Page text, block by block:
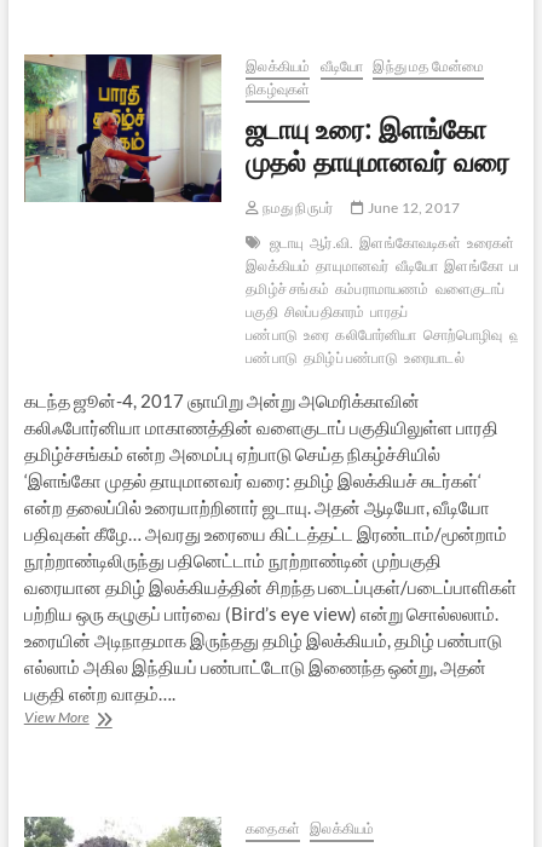
இலக்கியம் வீடியோ இந்து மத மேன்மை
நிகழ்வுகள்
ஜடாயு உரை: இளங்கோ
முதல் தாயுமானவர் வரை
நமது நிருபர்
June 12, 2017
ஜடாயு ஆர்.வி. இளங்கோவடிகள் உரைகள்
இலக்கியம் தாயுமானவர் வீடியோ இளங்கோ பாரதி
தமிழ்ச் சங்கம் கம்பராமாயணம் வளைகுடாப்
பகுதி சிலப்பதிகாரம் பாரதப்
பண்பாடு உரை கலிபோர்னியா சொற்பொழிவு
பண்பாடு தமிழ்ப் பண்பாடு உரையாடல்
கடந்த ஜூன்-4, 2017 ஞாயிறு அன்று அமெரிக்காவின்
கலிஃபோர்னியா மாகாணத்தின் வளைகுடாப் பகுதியிலுள்ள பாரதி
தமிழ்ச்சங்கம் என்ற அமைப்பு ஏற்பாடு செய்த நிகழ்ச்சியில்
‘இளங்கோ முதல் தாயுமானவர் வரை: தமிழ் இலக்கியச் சுடர்கள்‘
என்ற தலைப்பில் உரையாற்றினார் ஜடாயு. அதன் ஆடியோ, வீடியோ
பதிவுகள் கீழே… அவரது உரையை கிட்டத்தட்ட இரண்டாம்/மூன்றாம்
நூற்றாண்டிலிருந்து பதினெட்டாம் நூற்றாண்டின் முற்பகுதி
வரையான தமிழ் இலக்கியத்தின் சிறந்த படைப்புகள்/படைப்பாளிகள்
பற்றிய ஒரு கழுகுப் பார்வை (Bird’s eye view) என்று சொல்லலாம்.
உரையின் அடிநாதமாக இருந்தது தமிழ் இலக்கியம், தமிழ் பண்பாடு
எல்லாம் அகில இந்தியப் பண்பாட்டோடு இணைந்த ஒன்று, அதன்
பகுதி என்ற வாதம்….
View Moreஜடாயு
வரை
கதைகள் இலக்கியம்